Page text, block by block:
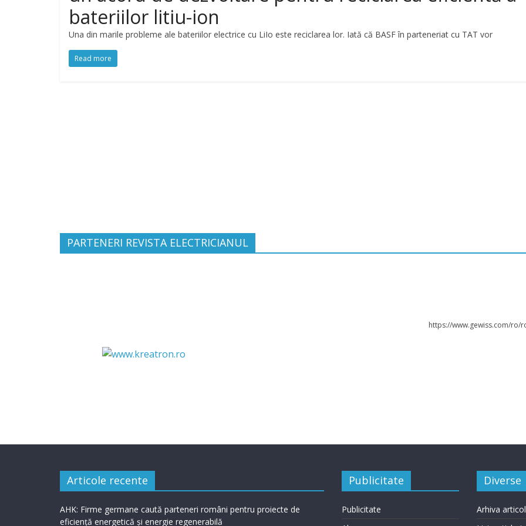
bateriilor litiu-ion
Una din marile probleme ale bateriilor electrice cu LiIo este reciclarea lor. Iată că BASF în parteneriat cu TAT vor
Read more
PARTENERI REVISTA ELECTRICIANUL
https://www.gewiss.com/ro/
Articole recente
AHK: Firme germane caută parteneri români pentru proiecte de
eficiență energetică și energie regenerabilă
Publicitate
Publicitate
Diverse
Arhiva